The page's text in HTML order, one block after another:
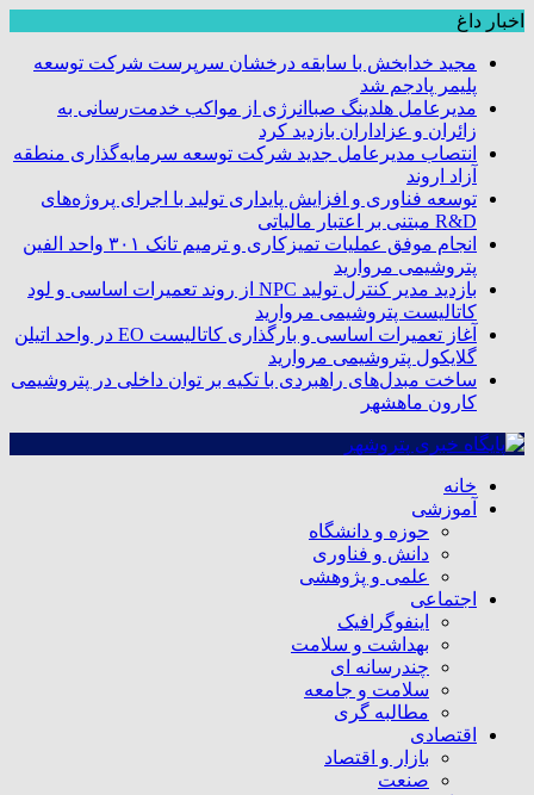
اخبار داغ
مجید خدابخش با سابقه درخشان سرپرست شرکت توسعه
پلیمر پادجم شد
مدیرعامل هلدینگ صباانرژی از مواکب خدمت‌رسانی به
زائران و عزاداران بازدید کرد
انتصاب مدیرعامل جدید شرکت توسعه سرمایه‌گذاری منطقه
آزاد اروند
توسعه فناوری و افزایش پایداری تولید با اجرای پروژه‌های
R&D مبتنی بر اعتبار مالیاتی
انجام موفق عملیات تمیزکاری و ترمیم تانک ۳۰۱ واحد الفین
پتروشیمی مروارید
بازدید مدیر کنترل تولید NPC از روند تعمیرات اساسی و لود
کاتالیست پتروشیمی مروارید
آغاز تعمیرات اساسی و بارگذاری کاتالیست EO در واحد اتیلن
گلایکول پتروشیمی مروارید
ساخت مبدل‌های راهبردی با تکیه بر توان داخلی در پتروشیمی
کارون ماهشهر
خانه
آموزشی
حوزه و دانشگاه
دانش و فناوری
علمی و پژوهشی
اجتماعی
اینفوگرافیک
بهداشت و سلامت
چندرسانه ای
سلامت و جامعه
مطالبه گری
اقتصادی
بازار و اقتصاد
صنعت